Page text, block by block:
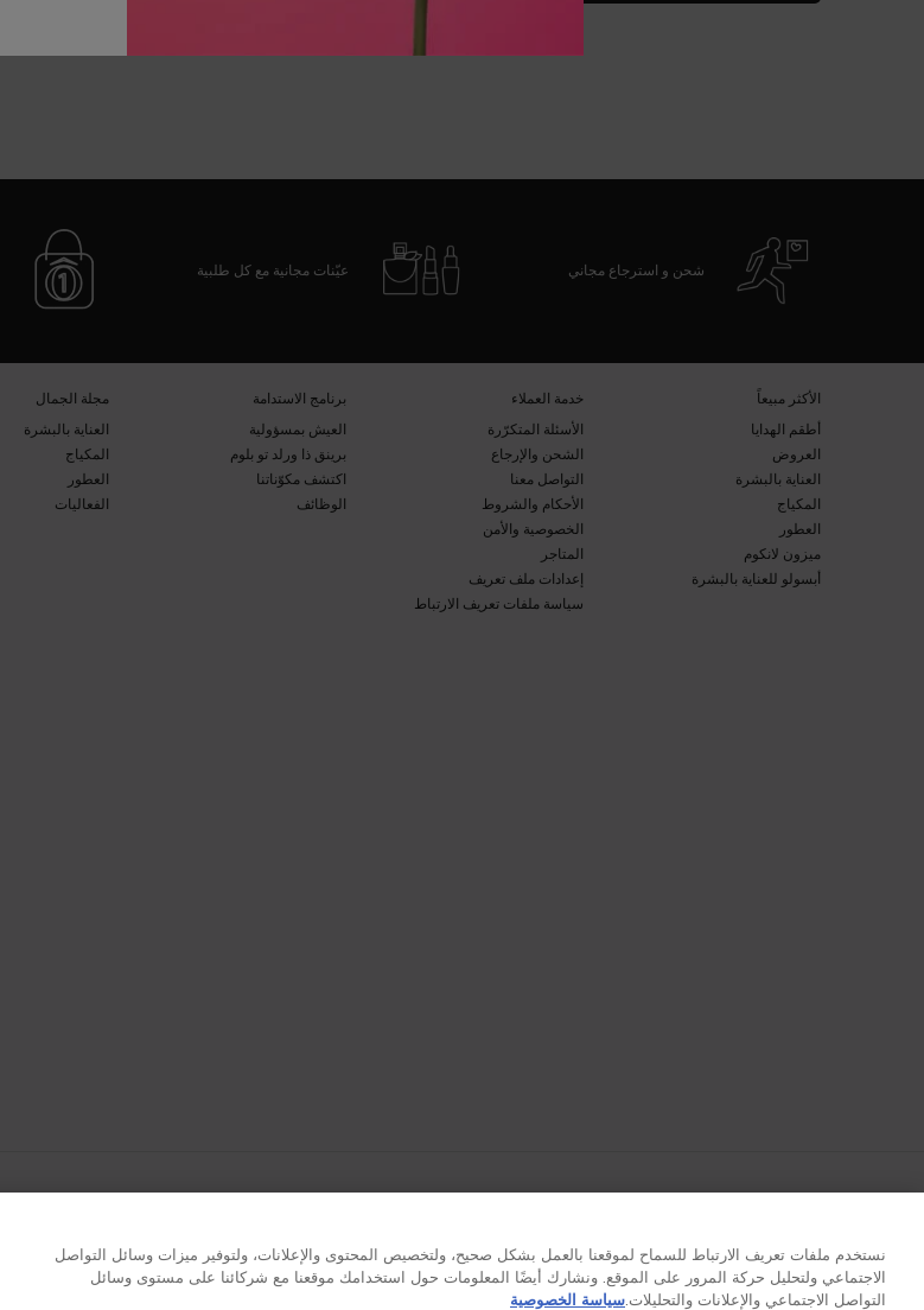
شحن و استرجاع مجاني عيّنات مجانية مع كل طلبية
​الأكثر مبيعاً​
أطقم الهدايا​
العروض​
العناية بالبشرة​
المكياج​
العطور​
ميزون لانكوم​
أبسولو للعناية بالبشرة​
خدمة العملاء​
الأسئلة المتكرّرة​
الشحن والإرجاع​
التواصل معنا​
الأحكام والشروط​
الخصوصية والأمن​
المتاجر​
إعدادات ملف تعريف
سياسة ملفات تعريف الارتباط
برنامج الاستدامة​
العيش بمسؤولية
برينق ذا ورلد تو بلوم​​
اكتشف مكوّناتنا​
الوظائف
مجلة الجمال​
العناية بالبشرة​
المكياج​
العطور​
الفعاليات​
نستخدم ملفات تعريف الارتباط للسماح لموقعنا بالعمل بشكل صحيح، ولتخصيص المحتوى والإعلانات، ولتوفير ميزات وسائل التواصل
الاجتماعي ولتحليل حركة المرور على الموقع. ونشارك أيضًا المعلومات حول استخدامك موقعنا مع شركائنا على مستوى وسائل
التواصل الاجتماعي والإعلانات والتحليلات.سياسة الخصوصية